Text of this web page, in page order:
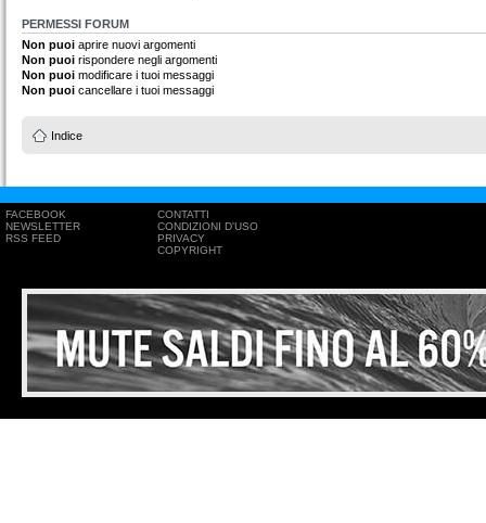
PERMESSI FORUM
Non puoi aprire nuovi argomenti
Non puoi rispondere negli argomenti
Non puoi modificare i tuoi messaggi
Non puoi cancellare i tuoi messaggi
Indice
FACEBOOK
NEWSLETTER
RSS FEED
CONTATTI
CONDIZIONI D'USO
PRIVACY
COPYRIGHT